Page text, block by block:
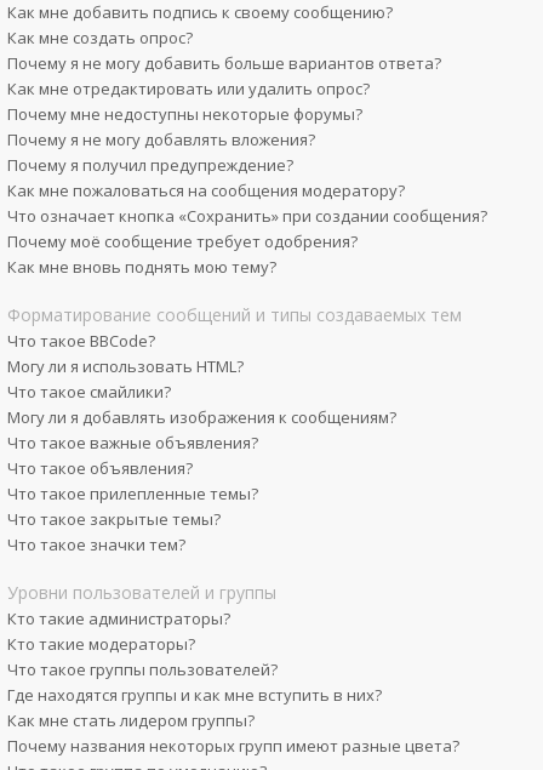
Как мне добавить подпись к своему сообщению?
Как мне создать опрос?
Почему я не могу добавить больше вариантов ответа?
Как мне отредактировать или удалить опрос?
Почему мне недоступны некоторые форумы?
Почему я не могу добавлять вложения?
Почему я получил предупреждение?
Как мне пожаловаться на сообщения модератору?
Что означает кнопка «Сохранить» при создании сообщения?
Почему моё сообщение требует одобрения?
Как мне вновь поднять мою тему?
Форматирование сообщений и типы создаваемых тем
Что такое BBCode?
Могу ли я использовать HTML?
Что такое смайлики?
Могу ли я добавлять изображения к сообщениям?
Что такое важные объявления?
Что такое объявления?
Что такое прилепленные темы?
Что такое закрытые темы?
Что такое значки тем?
Уровни пользователей и группы
Кто такие администраторы?
Кто такие модераторы?
Что такое группы пользователей?
Где находятся группы и как мне вступить в них?
Как мне стать лидером группы?
Почему названия некоторых групп имеют разные цвета?